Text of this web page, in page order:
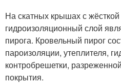
На скатных крышах с
гидроизоляционный слой
пирога. Кровельный пирог
пароизоляции, утеплителя,
контробрешетки,
покрытия.